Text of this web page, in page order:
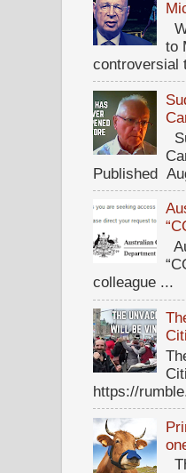
to
controversial
Published
colleague ...
https://